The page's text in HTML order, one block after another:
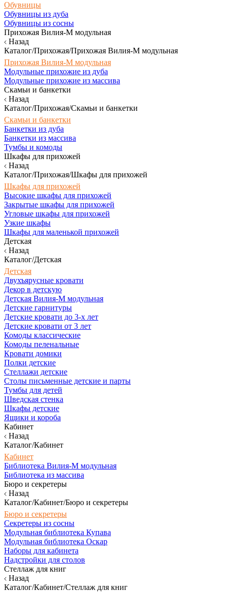
Обувницы
Обувницы из дуба
Обувницы из сосны
Прихожая Вилия-М модульная
Назад
Каталог/Прихожая/Прихожая Вилия-М модульная
Прихожая Вилия-М модульная
Модульные прихожие из дуба
Модульные прихожие из массива
Скамьи и банкетки
Назад
Каталог/Прихожая/Скамьи и банкетки
Скамьи и банкетки
Банкетки из дуба
Банкетки из массива
Тумбы и комоды
Шкафы для прихожей
Назад
Каталог/Прихожая/Шкафы для прихожей
Шкафы для прихожей
Высокие шкафы для прихожей
Закрытые шкафы для прихожей
Угловые шкафы для прихожей
Узкие шкафы
Шкафы для маленькой прихожей
Детская
Назад
Каталог/Детская
Детская
Двухъярусные кровати
Декор в детскую
Детская Вилия-М модульная
Детские гарнитуры
Детские кровати до 3-х лет
Детские кровати от 3 лет
Комоды классические
Комоды пеленальные
Кровати домики
Полки детские
Стеллажи детские
Столы письменные детские и парты
Тумбы для детей
Шведская стенка
Шкафы детские
Ящики и короба
Кабинет
Назад
Каталог/Кабинет
Кабинет
Библиотека Вилия-М модульная
Библиотека из массива
Бюро и секретеры
Назад
Каталог/Кабинет/Бюро и секретеры
Бюро и секретеры
Секретеры из сосны
Модульная библиотека Купава
Модульная библиотека Оскар
Наборы для кабинета
Надстройки для столов
Стеллаж для книг
Назад
Каталог/Кабинет/Стеллаж для книг